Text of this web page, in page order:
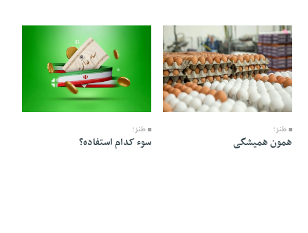
01 Khordad 1405 - 06:08
طنز؛
همون همیشگی
طنز؛
سوء کدام استفاده؟